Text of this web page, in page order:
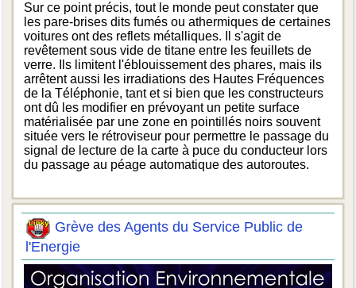
Sur ce point précis, tout le monde peut constater que
les pare-brises dits fumés ou athermiques de certaines
voitures ont des reflets métalliques. Il s'agit de
revêtement sous vide de titane entre les feuillets de
verre. Ils limitent l'éblouissement des phares, mais ils
arrêtent aussi les irradiations des Hautes Fréquences
de la Téléphonie, tant et si bien que les constructeurs
ont dû les modifier en prévoyant un petite surface
matérialisée par une zone en pointillés noirs souvent
située vers le rétroviseur pour permettre le passage du
signal de lecture de la carte à puce du conducteur lors
du passage au péage automatique des autoroutes.
Grève des Agents du Service Public de
l'Energie